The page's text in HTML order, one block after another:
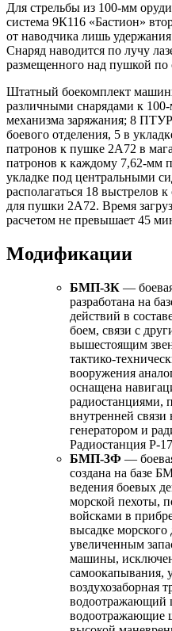
Для стрельбы из 100-мм
система 9К116 «Бастион»
от наводчика лишь
Снаряд наводится по лучу
размещенного над пушкой
Штатный боекомплект
различными снарядами к
механизма заряжания; 8
боевого отделения, 5 в
патронов к пушке 2А72 в
патронов к каждому 7,62-мм
укладке под центральными
располагаться 18 выстрелов
для пушки 2А72. Время
расчетом не превышает 45
Модификации
БМП-3К —
разработана на
действий в
боем, связи с
вышестоящим
тактико-
вооружения
оснащена
радиостанциями,
внутренней
генератором и
Радиостанция Р-
БМП-3Ф —
создана на базе
ведения боевых
морской пехоты,
войсками в
высадке
увеличенным
машины,
самоокапывания,
воздухозаборная
водоотражающий
водоотражающие